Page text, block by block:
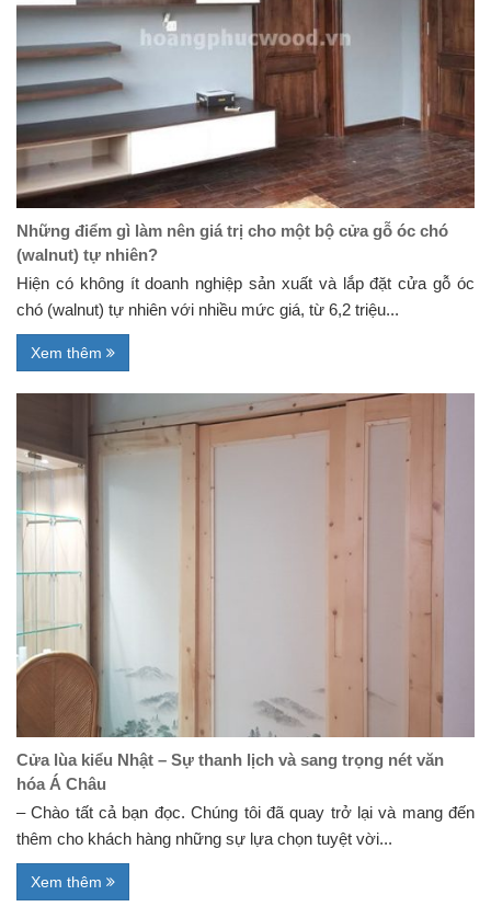
Những điểm gì làm nên giá trị cho một bộ cửa gỗ óc chó
(walnut) tự nhiên?
Hiện có không ít doanh nghiệp sản xuất và lắp đặt cửa gỗ óc
chó (walnut) tự nhiên với nhiều mức giá, từ 6,2 triệu...
Xem thêm
Cửa lùa kiểu Nhật – Sự thanh lịch và sang trọng nét văn
hóa Á Châu
– Chào tất cả bạn đọc. Chúng tôi đã quay trở lại và mang đến
thêm cho khách hàng những sự lựa chọn tuyệt vời...
Xem thêm